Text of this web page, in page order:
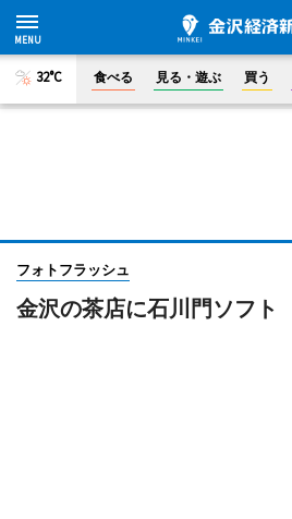
32°C 食べる 見る・遊ぶ 買う
フォトフラッシュ
金沢の茶店に石川門ソフト